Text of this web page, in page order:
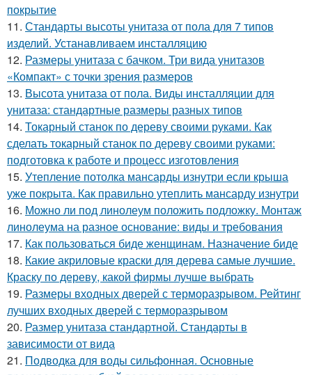
покрытие
11. Стандарты высоты унитаза от пола для 7 типов
изделий. Устанавливаем инсталляцию
12. Размеры унитаза с бачком. Три вида унитазов
«Компакт» с точки зрения размеров
13. Высота унитаза от пола. Виды инсталляции для
унитаза: стандартные размеры разных типов
14. Токарный станок по дереву своими руками. Как
сделать токарный станок по дереву своими руками:
подготовка к работе и процесс изготовления
15. Утепление потолка мансарды изнутри если крыша
уже покрыта. Как правильно утеплить мансарду изнутри
16. Можно ли под линолеум положить подложку. Монтаж
линолеума на разное основание: виды и требования
17. Как пользоваться биде женщинам. Назначение биде
18. Какие акриловые краски для дерева самые лучшие.
Краску по дереву, какой фирмы лучше выбрать
19. Размеры входных дверей с терморазрывом. Рейтинг
лучших входных дверей с терморазрывом
20. Размер унитаза стандартной. Стандарты в
зависимости от вида
21. Подводка для воды сильфонная. Основные